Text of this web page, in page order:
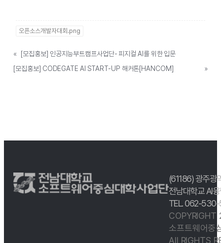
오픈소스개발자대회.png
«
[모집홍보] 인공지능부트캠프사업단- 피지컬 AI를 위한 입문
[모집홍보] CODEGATE AI START-UP 해커톤[HANCOM]
»
(61186) 광주광
전남대학교 AI
TEL. 062-
COPYRIGHT
소프트웨어중
All RIGHTS